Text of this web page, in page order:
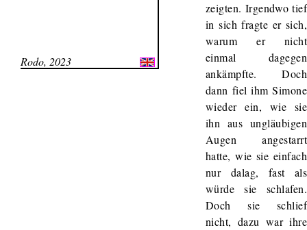
Rodo, 2023
zeigten. Irgendwo tief
in sich fragte er sich,
warum er nicht
einmal dagegen
ankämpfte. Doch
dann fiel ihm Simone
wieder ein, wie sie
ihn aus ungläubigen
Augen angestarrt
hatte, wie sie einfach
nur dalag, fast als
würde sie schlafen.
Doch sie schlief
nicht, dazu war ihre